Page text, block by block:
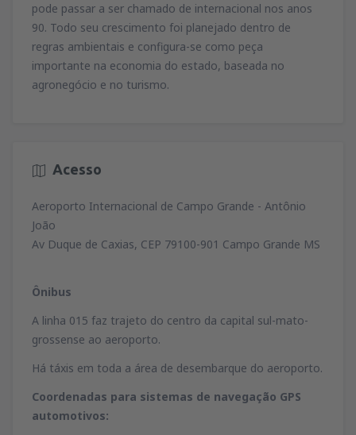
pode passar a ser chamado de internacional nos anos
90. Todo seu crescimento foi planejado dentro de
regras ambientais e configura-se como peça
importante na economia do estado, baseada no
agronegócio e no turismo.
Acesso
Aeroporto Internacional de Campo Grande - Antônio
João
Av Duque de Caxias, CEP 79100-901 Campo Grande MS
Ônibus
A linha 015 faz trajeto do centro da capital sul-mato-
grossense ao aeroporto.
Há táxis em toda a área de desembarque do aeroporto.
Coordenadas para sistemas de navegação GPS
automotivos: